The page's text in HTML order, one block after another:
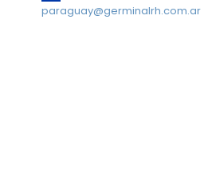
paraguay@germinalrh.com.ar